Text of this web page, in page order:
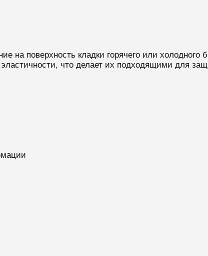
на поверхность кладки горячего или
что делает их подходящими для